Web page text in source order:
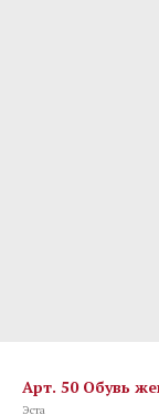
Арт. 50 Обувь
Эста